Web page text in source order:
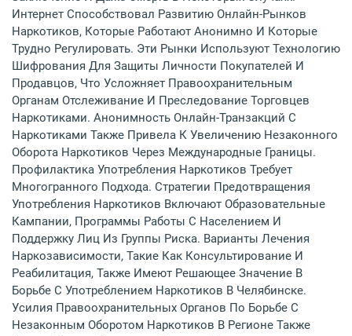
Интернет Способствовал Развитию Онлайн-Рынков
Наркотиков, Которые Работают Анонимно И Которые
Трудно Регулировать. Эти Рынки Используют Технологию
Шифрования Для Защиты Личности Покупателей И
Продавцов, Что Усложняет Правоохранительным
Органам Отслеживание И Преследование Торговцев
Наркотиками. Анонимность Онлайн-Транзакций С
Наркотиками Также Привела К Увеличению Незаконного
Оборота Наркотиков Через Международные Границы.
Профилактика Употребления Наркотиков Требует
Многогранного Подхода. Стратегии Предотвращения
Употребления Наркотиков Включают Образовательные
Кампании, Программы Работы С Населением И
Поддержку Лиц Из Группы Риска. Варианты Лечения
Наркозависимости, Такие Как Консультирование И
Реабилитация, Также Имеют Решающее Значение В
Борьбе С Употреблением Наркотиков В Челябинске.
Усилия Правоохранительных Органов По Борьбе С
Незаконным Оборотом Наркотиков В Регионе Также